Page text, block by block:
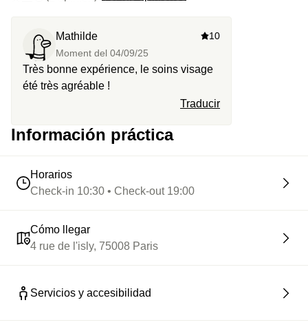
Mathilde
Moment del 04/09/25
10
Très bonne expérience, le soins visage
été très agréable !
Traducir
Información práctica
Horarios
Check-in 10:30 • Check-out 19:00
Cómo llegar
4 rue de l'isly, 75008 Paris
Servicios y accesibilidad